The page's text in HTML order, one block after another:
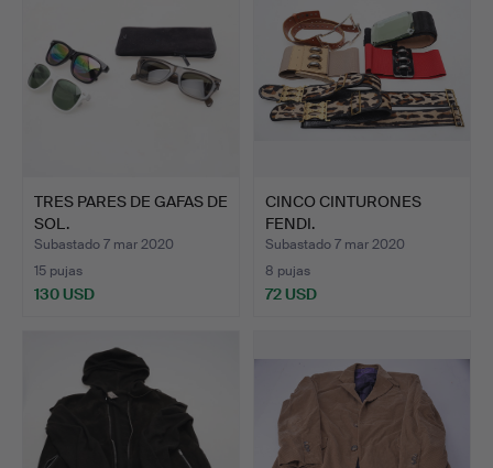
TRES PARES DE GAFAS DE
SOL.
Subastado 7 mar 2020
15 pujas
130 USD
CINCO CINTURONES
FENDI.
Subastado 7 mar 2020
8 pujas
72 USD